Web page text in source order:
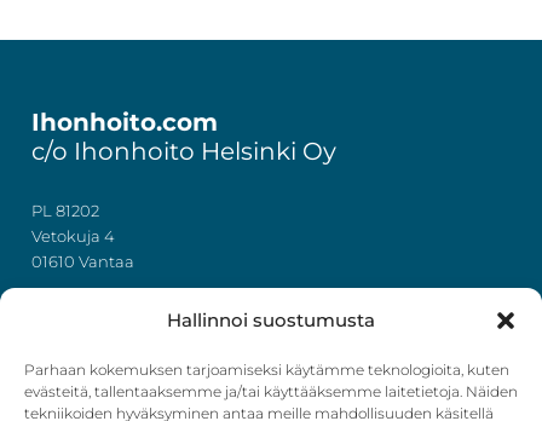
Hallinnoi suostumusta
Parhaan kokemuksen tarjoamiseksi käytämme teknologioita, kuten
evästeitä, tallentaaksemme ja/tai käyttääksemme laitetietoja. Näiden
tekniikoiden hyväksyminen antaa meille mahdollisuuden käsitellä
Ihonhoito.com
c/o Ihonhoito Helsinki Oy
PL 81202
Vetokuja 4
01610 Vantaa
info@ihonhoito.com